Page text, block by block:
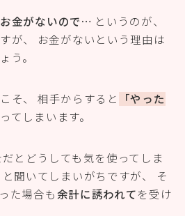
お金がないので… というのが、
が、 お金がないという理由は
う。
こそ、 相手からすると
「やった
てしまいます。
とどうしても気を使ってしま
聞いてしまいがちですが、 そ
た場合も余計に誘われてを受け